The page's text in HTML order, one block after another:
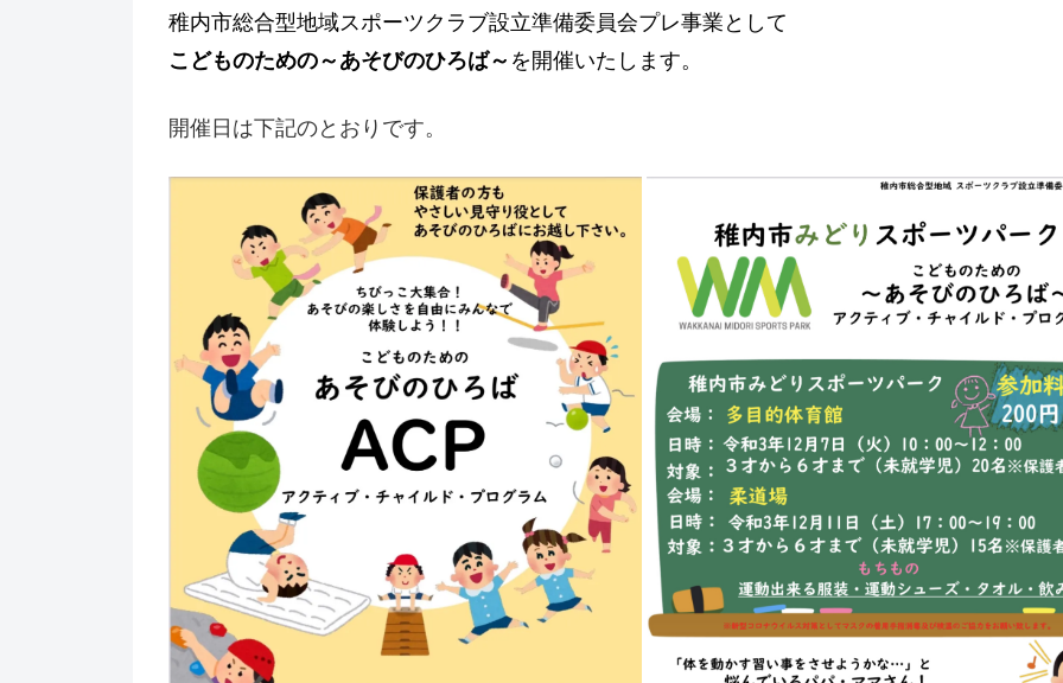
稚内市総合型地域スポーツクラブ設立準備委員会プレ事業として
こどものための～あそびのひろば～ を開催いたします。
開催日は下記のとおりです。